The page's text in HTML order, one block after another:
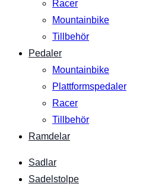
Racer
Mountainbike
Tillbehör
Pedaler
Mountainbike
Plattformspedaler
Racer
Tillbehör
Ramdelar
Sadlar
Sadelstolpe